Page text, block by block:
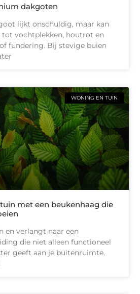
dakgoten
lijkt onschuldig, maar kan
vochtplekken, houtrot en
fundering. Bij stevige buien
WONING EN TUIN
met een beukenhaag die
en verlangt naar een
die niet alleen functioneel
geeft aan je buitenruimte.